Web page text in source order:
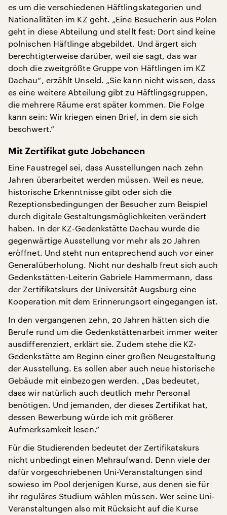
es um die verschiedenen Häftlingskategorien und
Nationalitäten im KZ geht. „Eine Besucherin aus Polen
geht in diese Abteilung und stellt fest: Dort sind keine
polnischen Häftlinge abgebildet. Und ärgert sich
berechtigterweise darüber, weil sie sagt, das war
doch die zweitgrößte Gruppe von Häftlingen im KZ
Dachau“, erzählt Unseld. „Sie kann nicht wissen, dass
es eine weitere Abteilung gibt zu Häftlingsgruppen,
die mehrere Räume erst später kommen. Die Folge
kann sein: Wir kriegen einen Brief, in dem sie sich
beschwert.“
Mit Zertifikat gute Jobchancen
Eine Faustregel sei, dass Ausstellungen nach zehn
Jahren überarbeitet werden müssen. Weil es neue,
historische Erkenntnisse gibt oder sich die
Rezeptionsbedingungen der Besucher zum Beispiel
durch digitale Gestaltungsmöglichkeiten verändert
haben. In der KZ-Gedenkstätte Dachau wurde die
gegenwärtige Ausstellung vor mehr als 20 Jahren
eröffnet. Und steht nun entsprechend auch vor einer
Generalüberholung. Nicht nur deshalb freut sich auch
Gedenkstätten-Leiterin Gabriele Hammermann, dass
der Zertifikatskurs der Universität Augsburg eine
Kooperation mit dem Erinnerungsort eingegangen ist.
In den vergangenen zehn, 20 Jahren hätten sich die
Berufe rund um die Gedenkstättenarbeit immer weiter
ausdifferenziert, erklärt sie. Zudem stehe die KZ-
Gedenkstätte am Beginn einer großen Neugestaltung
der Ausstellung. Es sollen aber auch neue historische
Gebäude mit einbezogen werden. „Das bedeutet,
dass wir natürlich auch deutlich mehr Personal
benötigen. Und jemanden, der dieses Zertifikat hat,
dessen Bewerbung würde ich mit größerer
Aufmerksamkeit lesen.“
Für die Studierenden bedeutet der Zertifikatskurs
nicht unbedingt einen Mehraufwand. Denn viele der
dafür vorgeschriebenen Uni-Veranstaltungen sind
sowieso im Pool derjenigen Kurse, aus denen sie für
ihr reguläres Studium wählen müssen. Wer seine Uni-
Veranstaltungen also mit Rücksicht auf die Kurse